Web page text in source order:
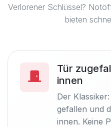
Verlorener Schlüssel?
bieten
Tür
innen
Der
gefallen und
innen. Keine